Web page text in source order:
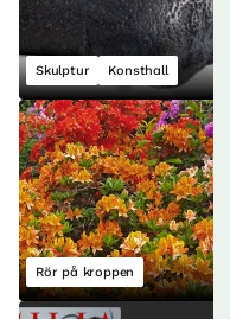
Skulptur Konsthall
Rör på kroppen